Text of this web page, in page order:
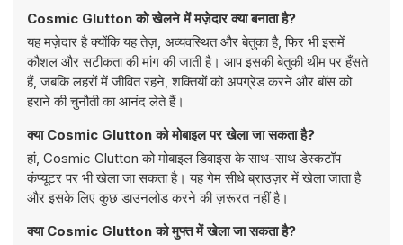
Cosmic Glutton को खेलने में मज़ेदार क्या बनाता है?
यह मज़ेदार है क्योंकि यह तेज़, अव्यवस्थित और बेतुका है, फिर भी इसमें
कौशल और सटीकता की मांग की जाती है। आप इसकी बेतुकी थीम पर हँसते
हैं, जबकि लहरों में जीवित रहने, शक्तियों को अपग्रेड करने और बॉस को
हराने की चुनौती का आनंद लेते हैं।
क्या Cosmic Glutton को मोबाइल पर खेला जा सकता है?
हां, Cosmic Glutton को मोबाइल डिवाइस के साथ-साथ डेस्कटॉप
कंप्यूटर पर भी खेला जा सकता है। यह गेम सीधे ब्राउज़र में खेला जाता है
और इसके लिए कुछ डाउनलोड करने की ज़रूरत नहीं है।
क्या Cosmic Glutton को मुफ्त में खेला जा सकता है?